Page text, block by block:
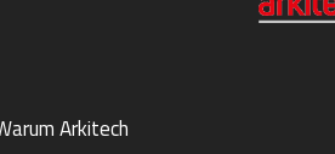
Arkitech